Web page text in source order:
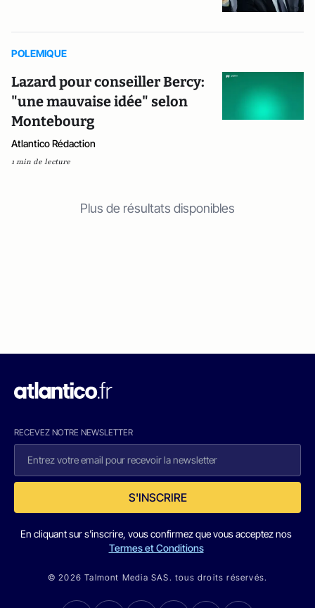
POLEMIQUE
Lazard pour conseiller Bercy:
"une mauvaise idée" selon
Montebourg
Atlantico Rédaction
1 min de lecture
Plus de résultats disponibles
RECEVEZ NOTRE NEWSLETTER
S'INSCRIRE
En cliquant sur s'inscrire, vous confirmez que vous acceptez nos
Termes et Conditions
© 2026 Talmont Media SAS. tous droits réservés.